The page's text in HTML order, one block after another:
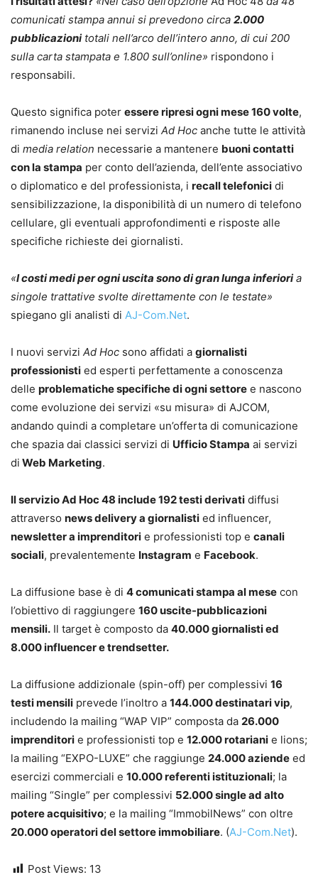
comunicati stampa annui si prevedono circa 2.000
pubblicazionitotali nell’arco dell’intero anno, di cui 200
sulla carta stampata e 1.800 sull’online» rispondono i
responsabili.
Questo significa poter essere ripresi ogni mese 160 volte,
rimanendo incluse nei servizi Ad Hoc anche tutte le attività
di media relation necessarie a mantenere buoni contatti
con la stampa per conto dell’azienda, dell’ente associativo
o diplomatico e del professionista, i recall telefonici di
sensibilizzazione, la disponibilità di un numero di telefono
cellulare, gli eventuali approfondimenti e risposte alle
specifiche richieste dei giornalisti.
«I costi medi per ogni uscita sono di gran lunga inferioria
singole trattative svolte direttamente con le testate»
spiegano gli analisti di AJ-Com.Net.
I nuovi servizi Ad Hoc sono affidati a giornalisti
professionisti ed esperti perfettamente a conoscenza
delle problematiche specifiche di ogni settore e nascono
come evoluzione dei servizi «su misura» di AJCOM,
andando quindi a completare un’offerta di comunicazione
che spazia dai classici servizi di Ufficio Stampa ai servizi
di Web Marketing.
Il servizio Ad Hoc 48 include 192 testi derivati diffusi
attraverso news delivery a giornalisti ed influencer,
newsletter a imprenditori e professionisti top e canali
sociali, prevalentemente Instagram e Facebook.
La diffusione base è di 4 comunicati stampa al mese con
l’obiettivo di raggiungere 160 uscite-pubblicazioni
mensili. Il target è composto da 40.000 giornalisti ed
8.000 influencer e trendsetter.
La diffusione addizionale (spin-off) per complessivi 16
testi mensili prevede l’inoltro a 144.000 destinatari vip,
includendo la mailing “WAP VIP” composta da 26.000
imprenditori e professionisti top e 12.000 rotariani e lions;
la mailing “EXPO-LUXE” che raggiunge 24.000 aziende ed
esercizi commerciali e 10.000 referenti istituzionali; la
mailing “Single” per complessivi 52.000 single ad alto
potere acquisitivo; e la mailing “ImmobilNews” con oltre
20.000 operatori del settore immobiliare. (AJ-Com.Net).
Post Views: 13